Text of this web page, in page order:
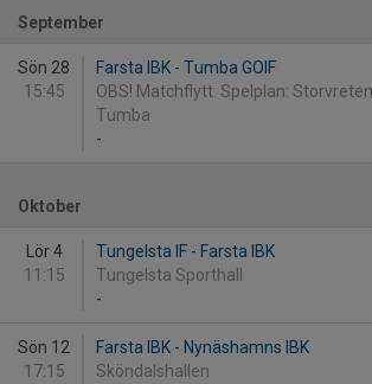
September
Sön 28
15:45
Farsta IBK - Tumba GOIF
OBS! Matchflytt. Spelplan:
Tumba
-
Oktober
Lör 4
11:15
Tungelsta IF - Farsta IBK
Tungelsta Sporthall
-
Sön 12
17:15
Farsta IBK - Nynäshamns IBK
Sköndalshallen